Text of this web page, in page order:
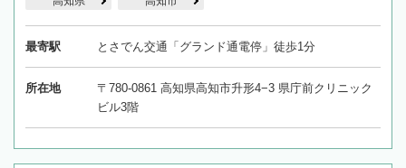
最寄駅 とさでん交通「グランド通電停」徒歩1分
所在地
〒780-0861 高知県高知市升形4−3 県庁前クリニック
ビル3階